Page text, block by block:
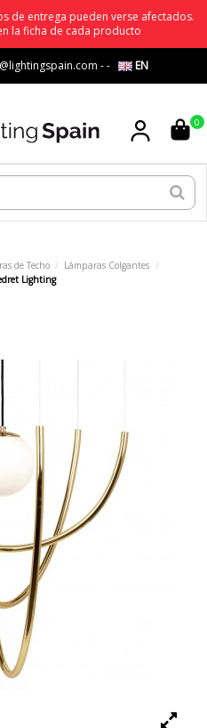
de entrega pueden verse afectados.
la ficha de cada producto
-- EN
0
de Techo
Lámparas Colgantes
Lighting